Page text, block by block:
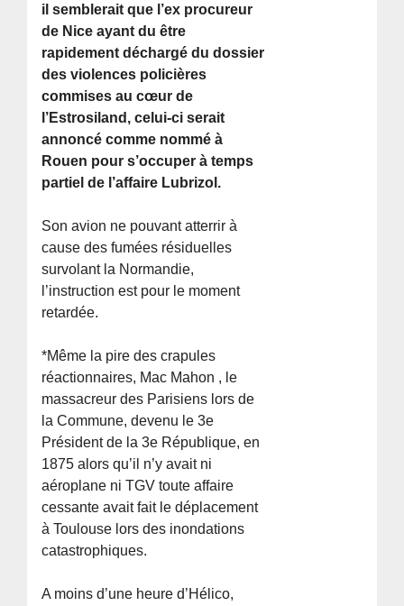
il semblerait que l’ex procureur
de Nice ayant du être
rapidement déchargé du dossier
des violences policières
commises au cœur de
l’Estrosiland, celui-ci serait
annoncé comme nommé à
Rouen pour s’occuper à temps
partiel de l’affaire Lubrizol.
Son avion ne pouvant atterrir à
cause des fumées résiduelles
survolant la Normandie,
l’instruction est pour le moment
retardée.
*Même la pire des crapules
réactionnaires, Mac Mahon , le
massacreur des Parisiens lors de
la Commune, devenu le 3e
Président de la 3e République, en
1875 alors qu’il n’y avait ni
aéroplane ni TGV toute affaire
cessante avait fait le déplacement
à Toulouse lors des inondations
catastrophiques.
A moins d’une heure d’Hélico,